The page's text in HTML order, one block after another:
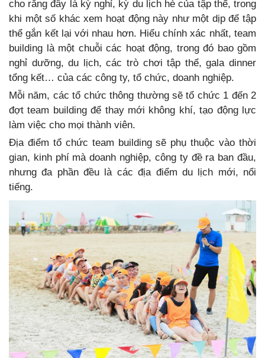
cho rằng đây là kỳ nghỉ, kỳ du lịch hè của tập thể, trong
khi một số khác xem hoạt động này như một dịp để tập
thể gắn kết lại với nhau hơn. Hiểu chính xác nhất, team
building là một chuỗi các hoạt động, trong đó bao gồm
nghỉ dưỡng, du lịch, các trò chơi tập thể, gala dinner
tổng kết… của các công ty, tổ chức, doanh nghiệp.
Mỗi năm, các tổ chức thông thường sẽ tổ chức 1 đến 2
đợt team building để thay mới không khí, tạo động lực
làm việc cho mọi thành viên.
Địa điểm tổ chức team building sẽ phụ thuộc vào thời
gian, kinh phí mà doanh nghiệp, công ty đề ra ban đầu,
nhưng đa phần đều là các địa điểm du lịch mới, nổi
tiếng.